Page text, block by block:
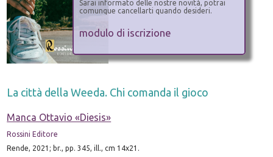
La città della Weeda. Chi comanda il gioco
Manca Ottavio «Diesis»
Rossini Editore
Rende, 2021; br., pp. 345, ill., cm 14x21.
Sarai informato delle nostre novità, potrai
comunque cancellarti quando desideri.
modulo di iscrizione